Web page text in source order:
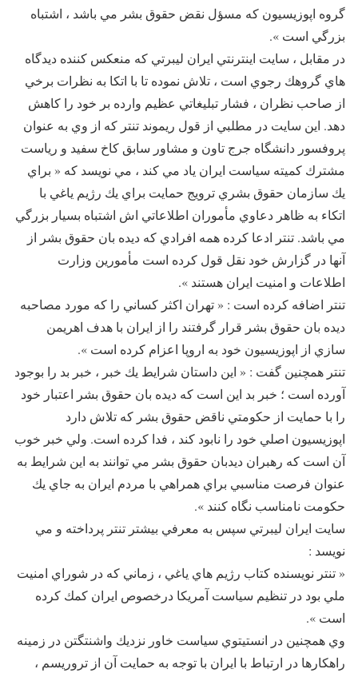
گروه اپوزيسيون كه مسؤل نقض حقوق بشر مي باشد ، اشتباه
بزرگي است ».
در مقابل ، سايت اينترنتي ايران ليبرتي كه منعكس كننده ديدگاه
هاي گروهك رجوي است ، تلاش نموده تا با اتكا به نظرات برخي
از صاحب نظران ، فشار تبليغاتي عظيم وارده بر خود را كاهش
دهد. اين سايت در مطلبي از قول ريموند تنتر كه از وي به عنوان
پروفسور دانشگاه جرج تاون و مشاور سابق كاخ سفيد و رياست
مشترك كميته سياست ايران ياد مي كند ، مي نويسد كه « براي
يك سازمان حقوق بشري ترويج حمايت براي يك رژيم ياغي با
اتكاء به ظاهر دعاوي مأموران اطلاعاتي اش اشتباه بسيار بزرگي
مي باشد. تنتر ادعا كرده همه افرادي كه ديده بان حقوق بشر از
آنها در گزارش خود نقل قول كرده است مأمورين وزارت
اطلاعات و امنيت ايران هستند ».
تنتر اضافه كرده است : « تهران اكثر كساني را كه مورد مصاحبه
ديده بان حقوق بشر قرار گرفتند را از ايران با هدف اهريمن
سازي از اپوزيسيون خود به اروپا اعزام كرده است ».
تنتر همچنين گفت : « اين داستان شرايط يك خبر ، خبر بد را بوجود
آورده است ؛ خبر بد اين است كه ديده بان حقوق بشر اعتبار خود
را با حمايت از حكومتي ناقض حقوق بشر كه تلاش دارد
اپوزيسيون اصلي خود را نابود كند ، فدا كرده است. ولي خبر خوب
آن است كه رهبران ديدبان حقوق بشر مي توانند به اين شرايط به
عنوان فرصت مناسبي براي همراهي با مردم ايران به جاي يك
حكومت نامناسب نگاه كنند ».
سايت ايران ليبرتي سپس به معرفي بيشتر تنتر پرداخته و مي
نويسد :
« تنتر نويسنده كتاب رژيم هاي ياغي ، زماني كه در شوراي امنيت
ملي بود در تنظيم سياست آمريكا درخصوص ايران كمك كرده
است ».
وي همچنين در انستيتوي سياست خاور نزديك واشنتگتن در زمينه
راهكارها در ارتباط با ايران با توجه به حمايت آن از تروريسم ،